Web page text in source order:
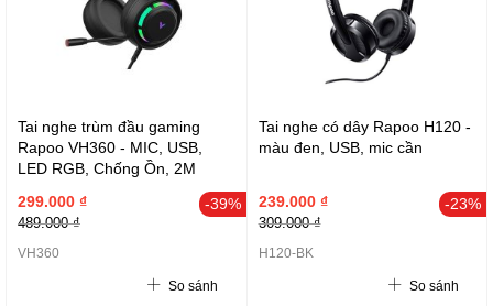
Tai nghe trùm đầu gaming
Rapoo VH360 - MIC, USB,
LED RGB, Chống Ồn, 2M
-39%
299.000 ₫
489.000 ₫
VH360
So sánh
Tai nghe có dây Rapoo H120 -
màu đen, USB, mic cần
-23%
239.000 ₫
309.000 ₫
H120-BK
So sánh